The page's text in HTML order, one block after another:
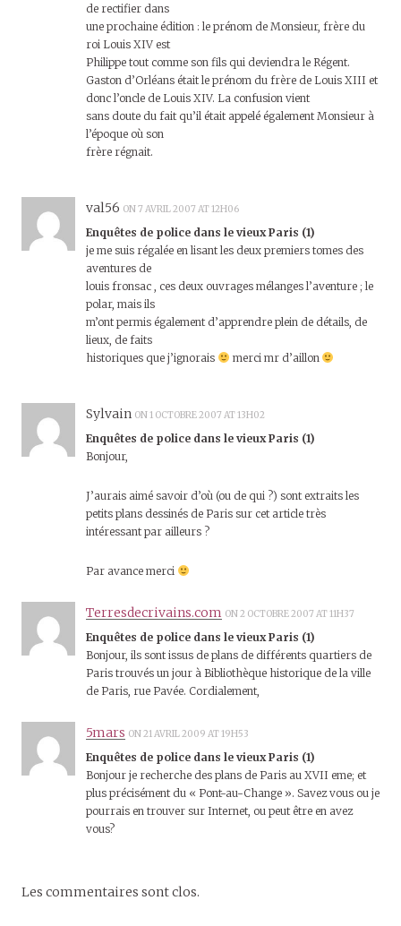
de rectifier dans
une prochaine édition : le prénom de Monsieur, frère du
roi Louis XIV est
Philippe tout comme son fils qui deviendra le Régent.
Gaston d’Orléans était le prénom du frère de Louis XIII et
donc l’oncle de Louis XIV. La confusion vient
sans doute du fait qu’il était appelé également Monsieur à
l’époque où son
frère régnait.
val56 ON 7 AVRIL 2007 AT 12H06
Enquêtes de police dans le vieux Paris (1)
je me suis régalée en lisant les deux premiers tomes des
aventures de
louis fronsac , ces deux ouvrages mélanges l’aventure ; le
polar, mais ils
m’ont permis également d’apprendre plein de détails, de
lieux, de faits
historiques que j’ignorais
merci mr d’aillon
Sylvain ON 1 OCTOBRE 2007 AT 13H02
Enquêtes de police dans le vieux Paris (1)
Bonjour,
J’aurais aimé savoir d’où (ou de qui ?) sont extraits les
petits plans dessinés de Paris sur cet article très
intéressant par ailleurs ?
Par avance merci
Terresdecrivains.com ON 2 OCTOBRE 2007 AT 11H37
Enquêtes de police dans le vieux Paris (1)
Bonjour, ils sont issus de plans de différents quartiers de
Paris trouvés un jour à Bibliothèque historique de la ville
de Paris, rue Pavée. Cordialement,
5mars ON 21 AVRIL 2009 AT 19H53
Enquêtes de police dans le vieux Paris (1)
Bonjour je recherche des plans de Paris au XVII eme; et
plus précisément du « Pont-au-Change ». Savez vous ou je
pourrais en trouver sur Internet, ou peut être en avez
vous?
Les commentaires sont clos.